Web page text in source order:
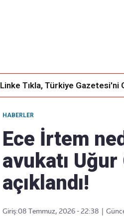
Linke Tıkla, Türkiye
HABERLER
Ece İrtem
avukatı
açıklandı!
Giriş:08 Temmuz, 2026 - 22:38